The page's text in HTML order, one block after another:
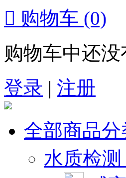
 购物车 (0)
购物车中还
登录 | 注册
全部商品分
水质检